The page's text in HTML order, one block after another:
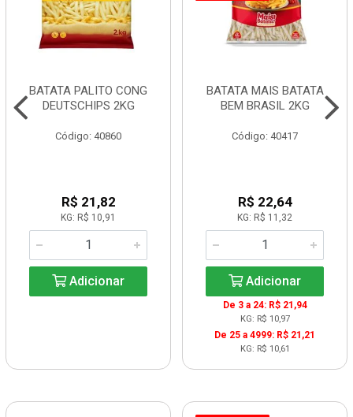
BATATA PALITO CONG
DEUTSCHIPS 2KG
Código: 40860
R$ 21,82
KG: R$ 10,91
Adicionar
BATATA MAIS BATATA
BEM BRASIL 2KG
Código: 40417
R$ 22,64
KG: R$ 11,32
Adicionar
De 3 a 24: R$ 21,94
KG: R$ 10,97
De 25 a 4999: R$ 21,21
KG: R$ 10,61